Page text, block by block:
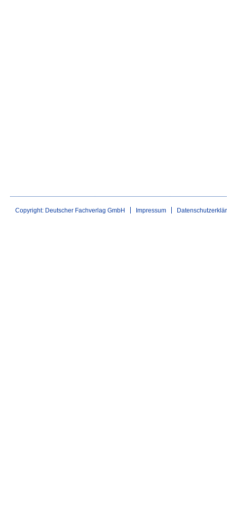
Copyright: Deutscher Fachverlag GmbH Impressum